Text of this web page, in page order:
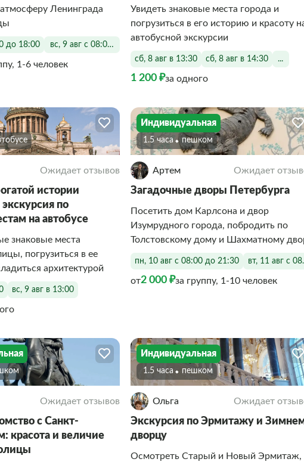
атмосферу Ленинграда
до 18:00 вс, 9 авг с 08:00 до 18:00
1-6 человек
Увидеть знаковые места города и
погрузиться в его историю и красоту
автобусной экскурсии
сб, 8 авг в 13:30 сб, 8 авг в 14:30 ...
1 200 ₽за одного
Ожидает отзывов
истории
по
на автобусе
знаковые места
погрузиться в ее
архитектурой
вс, 9 авг в 13:00
Индивидуальная
1.5 часа Пешком
Артем Ожидает
Загадочные дворы Петербурга
Посетить дом Карлсона и двор
Изумрудного города, побродить по
Толстовскому дому и Шахматному
пн, 10 авг с 08:00 до 21:30 вт, 11 авг с
от2 000 ₽за группу, 1-10 человек
Ожидает отзывов
с Санкт-
красота и величие
Индивидуальная
1.5 часа Пешком
Ольга Ожидает
Экскурсия по Эрмитажу и
дворцу
Осмотреть Старый и Новый Эрмитаж,